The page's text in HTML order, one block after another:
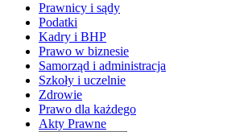
Prawnicy i sądy
Podatki
Kadry i BHP
Prawo w biznesie
Samorząd i administracja
Szkoły i uczelnie
Zdrowie
Prawo dla każdego
Akty Prawne